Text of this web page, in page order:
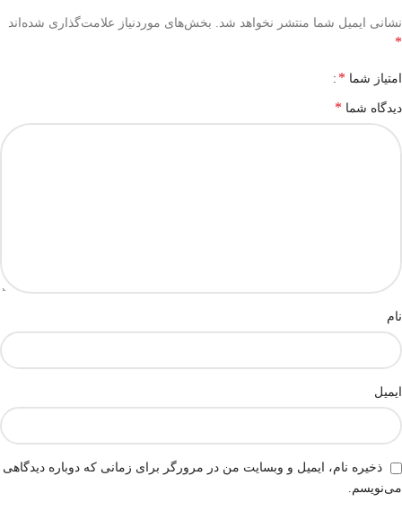
نشانی ایمیل شما منتشر نخواهد شد. بخش‌های موردنیاز علامت‌گذاری شده‌اند
*
امتیاز شما *
دیدگاه شما *
نام
ایمیل
ذخیره نام، ایمیل و وبسایت من در مرورگر برای زمانی که دوباره دیدگاهی
می‌نویسم.